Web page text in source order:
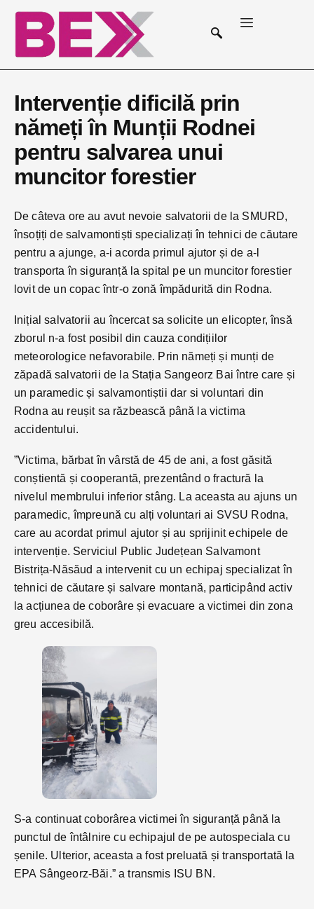
Intervenție dificilă prin
nămeți în Munții Rodnei
pentru salvarea unui
muncitor forestier
De câteva ore au avut nevoie salvatorii de la SMURD,
însoțiți de salvamontiști specializați în tehnici de căutare
pentru a ajunge, a-i acorda primul ajutor și de a-l
transporta în siguranță la spital pe un muncitor forestier
lovit de un copac într-o zonă împădurită din Rodna.
Inițial salvatorii au încercat sa solicite un elicopter, însă
zborul n-a fost posibil din cauza condițiilor
meteorologice nefavorabile. Prin nămeți și munți de
zăpadă salvatorii de la Stația Sangeorz Bai între care și
un paramedic și salvamontiștii dar si voluntari din
Rodna au reușit sa răzbească până la victima
accidentului.
”Victima, bărbat în vârstă de 45 de ani, a fost găsită
conștientă și cooperantă, prezentând o fractură la
nivelul membrului inferior stâng. La aceasta au ajuns un
paramedic, împreună cu alți voluntari ai SVSU Rodna,
care au acordat primul ajutor și au sprijinit echipele de
intervenție. Serviciul Public Județean Salvamont
Bistrița-Năsăud a intervenit cu un echipaj specializat în
tehnici de căutare și salvare montană, participând activ
la acțiunea de coborâre și evacuare a victimei din zona
greu accesibilă.
S-a continuat coborârea victimei în siguranță până la
punctul de întâlnire cu echipajul de pe autospeciala cu
șenile. Ulterior, aceasta a fost preluată și transportată la
EPA Sângeorz-Băi.” a transmis ISU BN.